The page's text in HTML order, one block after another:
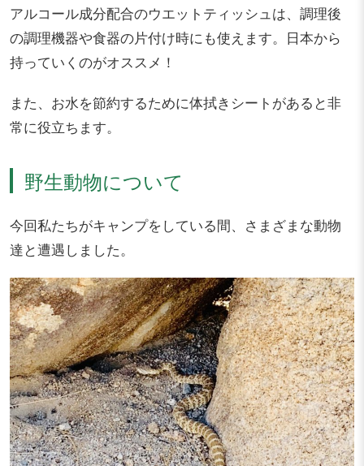
アルコール成分配合のウエットティッシュは、調理後
の調理機器や食器の片付け時にも使えます。日本から
持っていくのがオススメ！
また、お水を節約するために体拭きシートがあると非
常に役立ちます。
野生動物について
今回私たちがキャンプをしている間、さまざまな動物
達と遭遇しました。